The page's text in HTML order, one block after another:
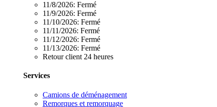
11/8/2026: Fermé
11/9/2026: Fermé
11/10/2026: Fermé
11/11/2026: Fermé
11/12/2026: Fermé
11/13/2026: Fermé
Retour client 24 heures
Services
Camions de déménagement
Remorques et remorquage